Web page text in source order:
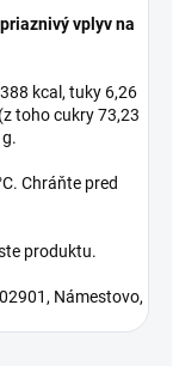
vplyv na
kcal, tuky 6,26
toho cukry 73,23
Chráňte pred
produktu.
Námestovo,